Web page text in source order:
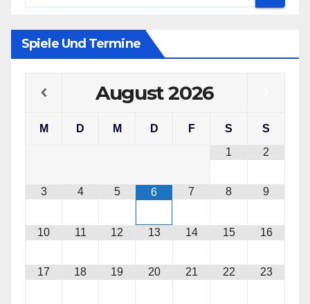
Spiele Und Termine
August2026
M D M D F S
S
1
2
3 4 5 6 7 8 9
10 11 12 13 14 15 16
17 18 19 20 21 22 23